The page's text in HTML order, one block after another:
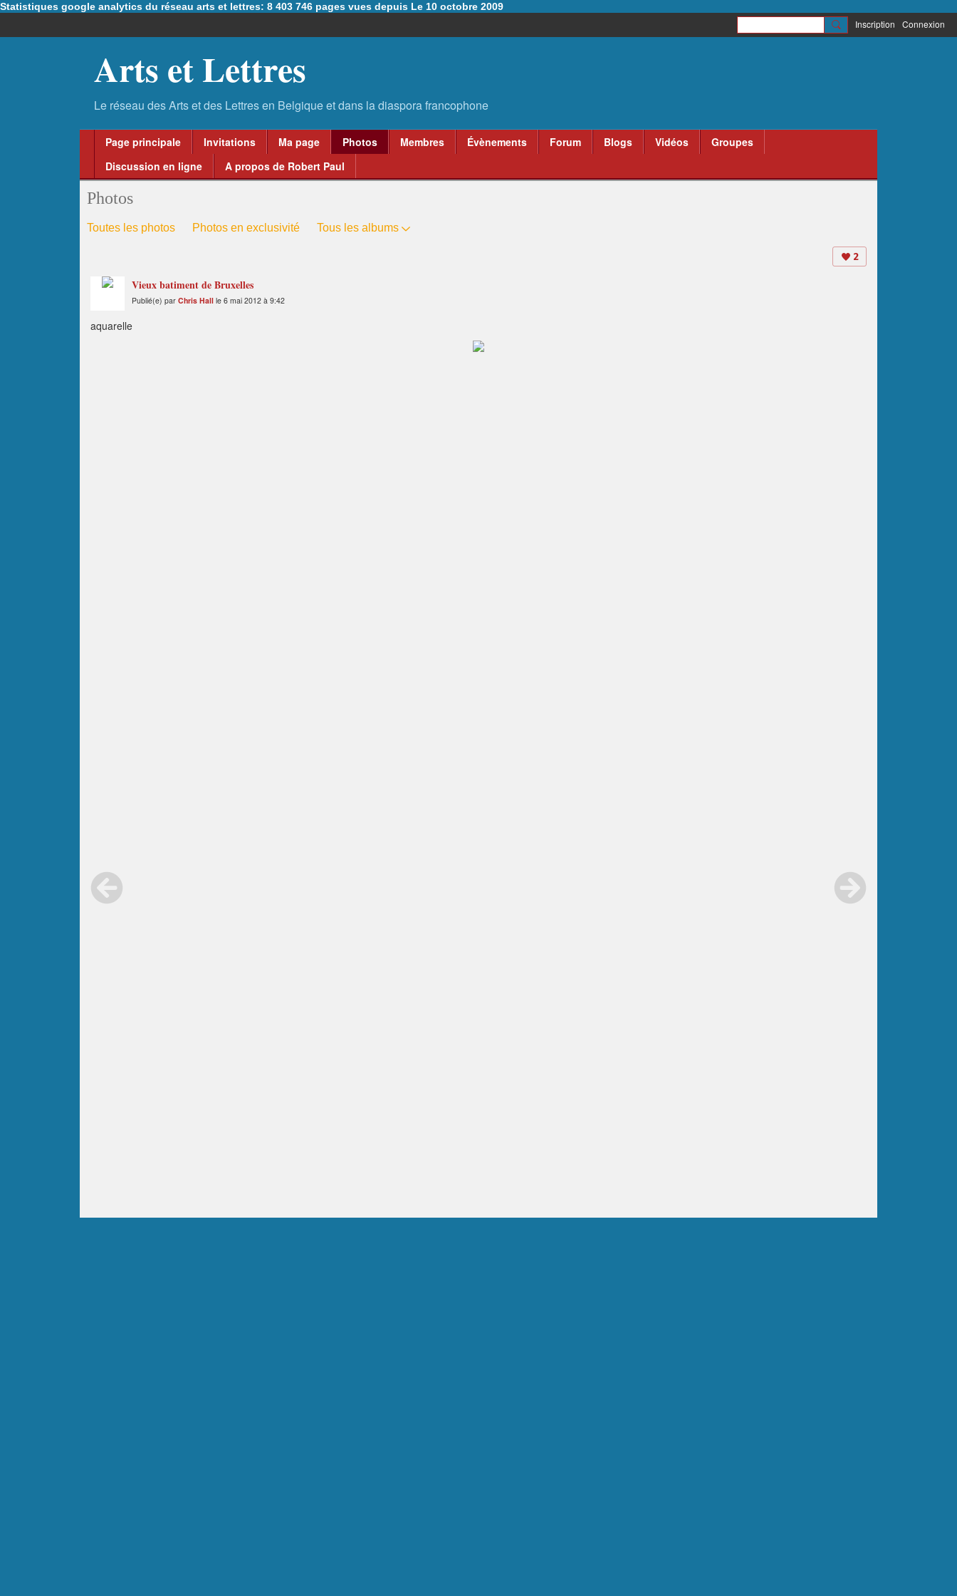
Statistiques google analytics du réseau arts et lettres: 8 403 746 pages vues depuis Le 10 octobre 2009
Inscription Connexion
Arts et Lettres
Page principale Invitations Ma page Photos Membres Évènements Forum Blogs Vidéos
Groupes
Discussion en ligne
A propos de Robert Paul
Photos
Toutes les photos Photos en exclusivité Tous les albums
2
Vieux batiment de Bruxelles
Publié(e) par Chris Hall le 6 mai 2012 à 9:42
aquarelle